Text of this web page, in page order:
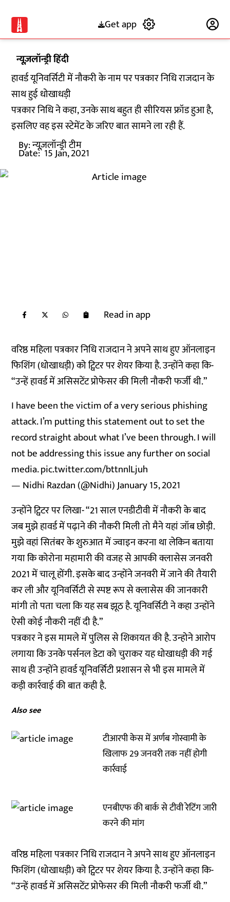
Get app
न्यूज़लॉन्ड्री हिंदी
हावर्ड यूनिवर्सिटी में नौकरी के नाम पर पत्रकार निधि राजदान के
साथ हुई धोखाधड़ी
पत्रकार निधि ने कहा, उनके साथ बहुत ही सीरियस फ्रॉड हुआ है,
इसलिए वह इस स्टेमेंट के जरिए बात सामने ला रही हैं.
By:न्यूज़लॉन्ड्री टीम
Date: 15 Jan, 2021
Read in app
वरिष्ठ महिला पत्रकार निधि राजदान ने अपने साथ हुए ऑनलाइन
फिशिंग (धोखाधड़ी) को ट्विटर पर शेयर किया है. उन्होंने कहा कि-
“उन्हें हावर्ड में असिसटेंट प्रोफेसर की मिली नौकरी फर्जी थी.”
I have been the victim of a very serious phishing
attack. I’m putting this statement out to set the
record straight about what I’ve been through. I will
not be addressing this issue any further on social
media.pic.twitter.com/bttnnlLjuh
— Nidhi Razdan (@Nidhi)January 15, 2021
उन्होंने ट्विटर पर लिखा- “21 साल एनडीटीवी में नौकरी के बाद
जब मुझे हावर्ड में पढ़ाने की नौकरी मिली तो मैने यहां जॉब छोड़ी.
मुझे वहां सितंबर के शुरुआत में ज्वाइन करना था लेकिन बताया
गया कि कोरोना महामारी की वजह से आपकी क्लासेस जनवरी
2021 में चालू होंगी. इसके बाद उन्होंने जनवरी में जाने की तैयारी
कर ली और यूनिवर्सिटी से स्पष्ट रूप से क्लासेस की जानकारी
मांगी तो पता चला कि यह सब झूठ है. यूनिवर्सिटी ने कहा उन्होंने
ऐसी कोई नौकरी नहीं दी है.”
पत्रकार ने इस मामले में पुलिस से शिकायत की है. उन्होने आरोप
लगाया कि उनके पर्सनल डेटा को चुराकर यह धोखाधड़ी की गई
साथ ही उन्होंने हावर्ड यूनिवर्सिटी प्रशासन से भी इस मामले में
कड़ी कार्रवाई की बात कही है.
Also see
टीआरपी केस में अर्णब गोस्वामी के
खिलाफ 29 जनवरी तक नहीं होगी
कार्रवाई
एनबीएफ की बार्क से टीवी रेटिंग जारी
करने की मांग
वरिष्ठ महिला पत्रकार निधि राजदान ने अपने साथ हुए ऑनलाइन
फिशिंग (धोखाधड़ी) को ट्विटर पर शेयर किया है. उन्होंने कहा कि-
“उन्हें हावर्ड में असिसटेंट प्रोफेसर की मिली नौकरी फर्जी थी.”